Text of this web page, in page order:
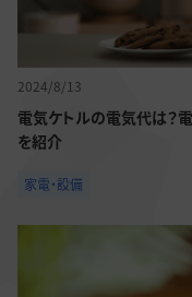
2024/8/13
電気ケトルの電気代は？
を紹介
家電・設備